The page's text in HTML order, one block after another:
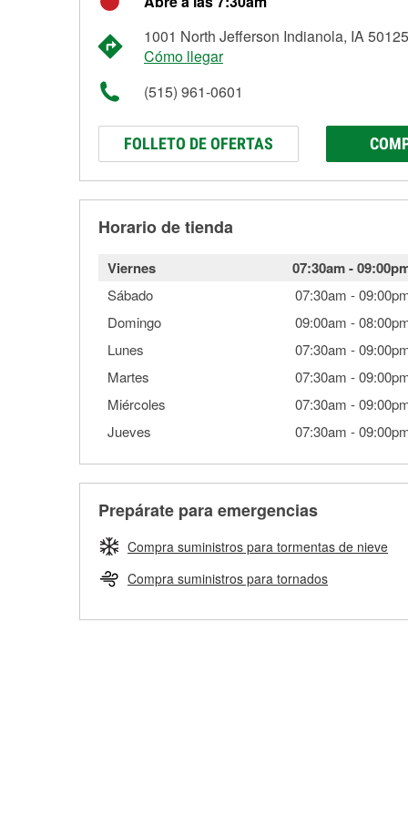
1001 North Jefferson Indianola, IA 50125
Cómo llegar
(515) 961-0601
FOLLETO DE OFERTAS
Horario de tienda
Viernes 07:30am-
Sábado 07:30am -
Domingo
09:00am -
Lunes
07:30am -
Martes
07:30am -
Miércoles
07:30am -
Jueves
07:30am -
Prepárate para emergencias
Compra suministros para tormentas de nieve
Compra suministros para tornados